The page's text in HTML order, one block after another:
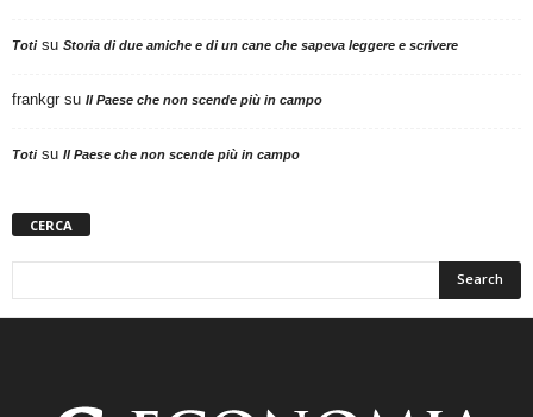
Totisu Storia di due amiche e di un cane che sapeva leggere e scrivere
frankgr su Il Paese che non scende più in campo
Totisu Il Paese che non scende più in campo
CERCA